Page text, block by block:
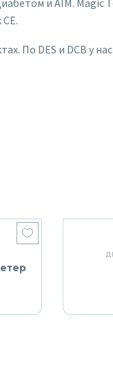
По DES и DCB у